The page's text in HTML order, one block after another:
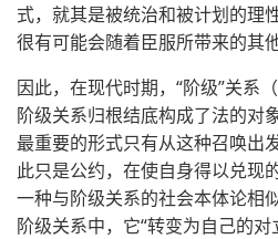
式，就其是被统治和被计划的理
很有可能会随着臣服所带来的其
因此，在现代时期，“阶级”关系
阶级关系归根结底构成了法的对
最重要的形式只有从这种召唤出
此只是公约，在使自身得以兑现
一种与阶级关系的社会本体论相
阶级关系中，它“转变为自己的对